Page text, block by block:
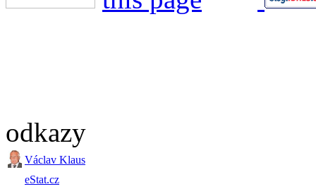
odkazy
Václav Klaus
eStat.cz